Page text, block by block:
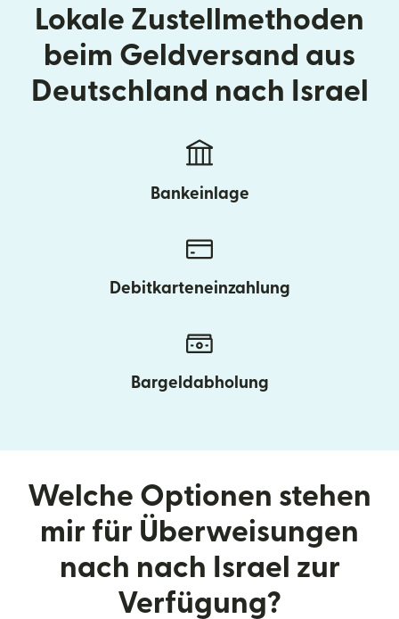
Lokale Zustellmethoden
beim Geldversand aus
Deutschland nach Israel
Bankeinlage
Debitkarteneinzahlung
Bargeldabholung
Welche Optionen stehen
mir für Überweisungen
nach nach Israel zur
Verfügung?